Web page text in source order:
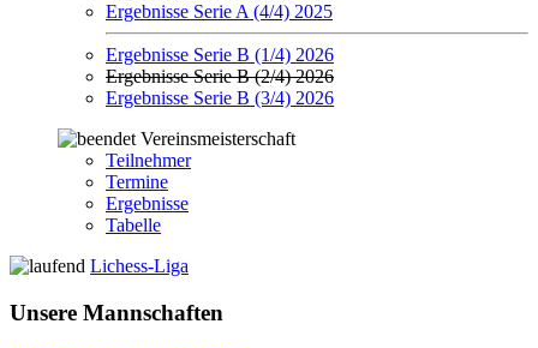
Ergebnisse Serie A (4/4) 2025
Ergebnisse Serie B (1/4) 2026
Ergebnisse Serie B (2/4) 2026
Ergebnisse Serie B (3/4) 2026
Vereinsmeisterschaft
Teilnehmer
Termine
Ergebnisse
Tabelle
Lichess-Liga
Unsere Mannschaften